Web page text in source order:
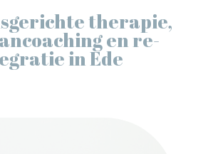
therapie,
en re-
in Ede